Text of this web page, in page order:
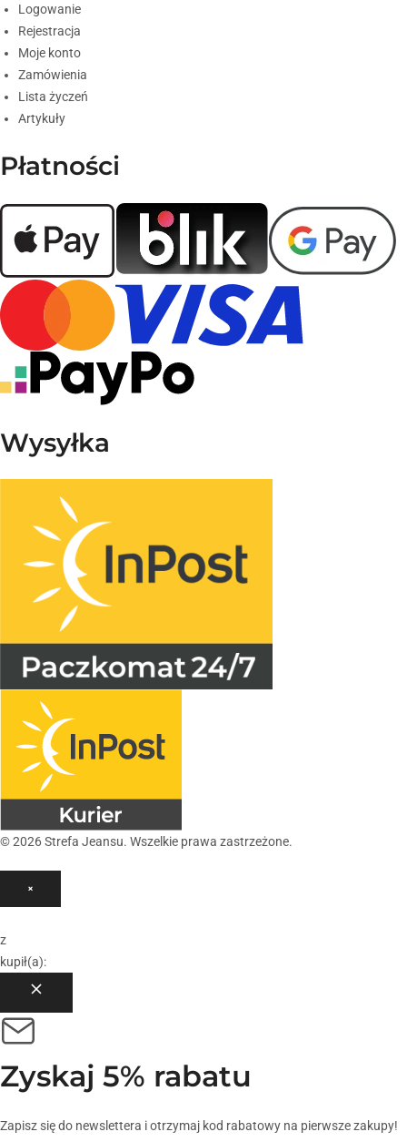
Logowanie
Rejestracja
Moje konto
Zamówienia
Lista życzeń
Artykuły
Płatności
Wysyłka
© 2026 Strefa Jeansu. Wszelkie prawa zastrzeżone.
×
z
kupił(a):
Zyskaj 5% rabatu
Zapisz się do newslettera i otrzymaj kod rabatowy na pierwsze zakupy!